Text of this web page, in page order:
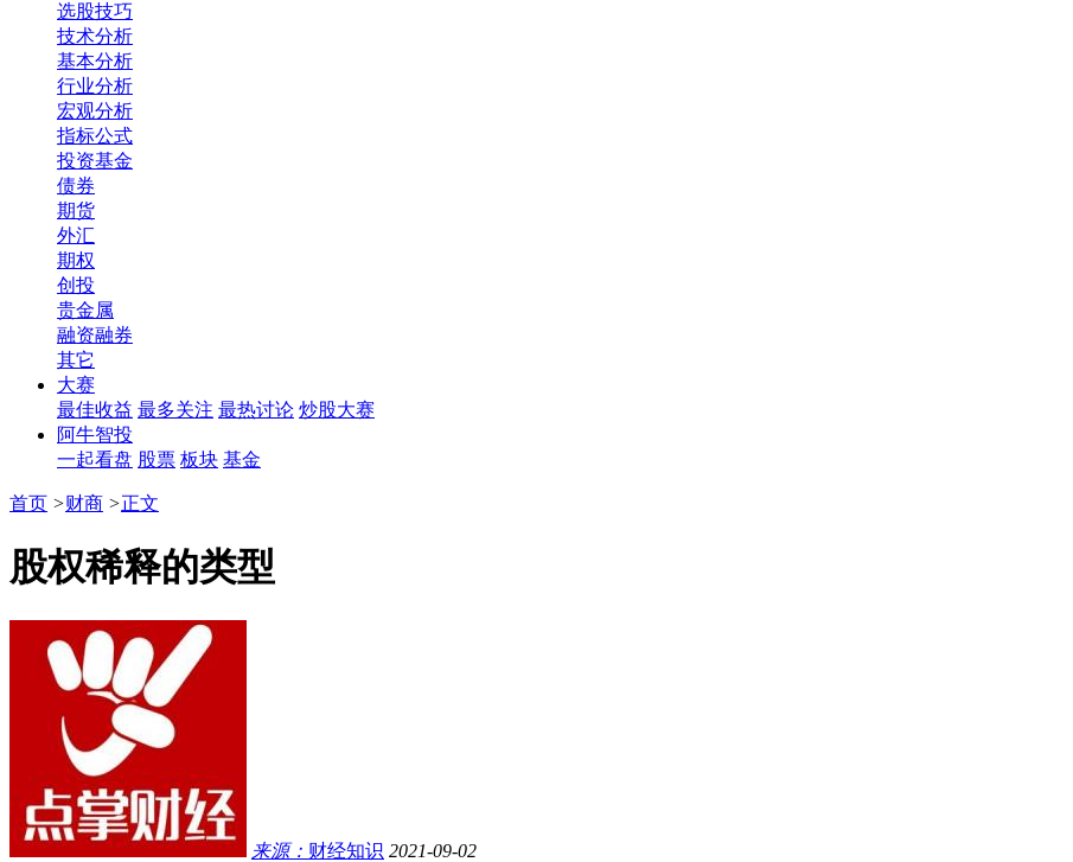
选股技巧
技术分析
基本分析
行业分析
宏观分析
指标公式
投资基金
债券
期货
外汇
期权
创投
贵金属
融资融券
其它
大赛
最佳收益 最多关注 最热讨论 炒股大赛
阿牛智投
一起看盘 股票 板块 基金
首页 >财商 >正文
股权稀释的类型
来源： 财经知识 2021-09-02